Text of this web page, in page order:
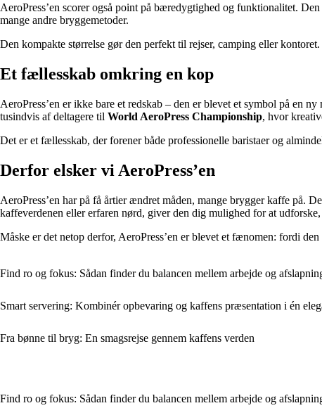
AeroPress’en scorer også point på bæredygtighed og funktionalitet.
mange andre bryggemetoder.
Den kompakte størrelse gør den perfekt til rejser, camping eller
Et fællesskab omkring en kop
AeroPress’en er ikke bare et redskab – den er blevet et symbol på en
tusindvis af deltagere til World AeroPress Championship, hvor
Det er et fællesskab, der forener både professionelle baristaer og
Derfor elsker vi AeroPress’en
AeroPress’en har på få årtier ændret måden, mange brygger kaffe på.
kaffeverdenen eller erfaren nørd, giver den dig mulighed for at
Måske er det netop derfor, AeroPress’en er blevet et fænomen: fordi
Find ro og fokus: Sådan finder du balancen mellem arbejde og
Smart servering: Kombinér opbevaring og kaffens præsentation i én
Fra bønne til bryg: En smagsrejse gennem kaffens verden
Find ro og fokus: Sådan finder du balancen mellem arbejde og